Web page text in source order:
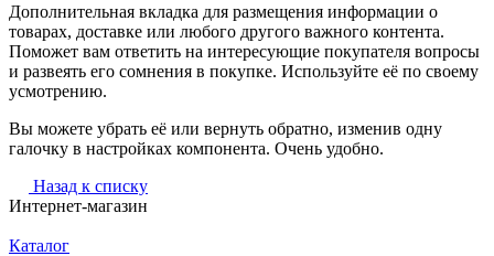
Дополнительная вкладка для размещения информации о
товарах, доставке или любого другого важного контента.
Поможет вам ответить на интересующие покупателя вопросы
и развеять его сомнения в покупке. Используйте её по своему
усмотрению.
Вы можете убрать её или вернуть обратно, изменив одну
галочку в настройках компонента. Очень удобно.
Назад к списку
Интернет-магазин
Каталог